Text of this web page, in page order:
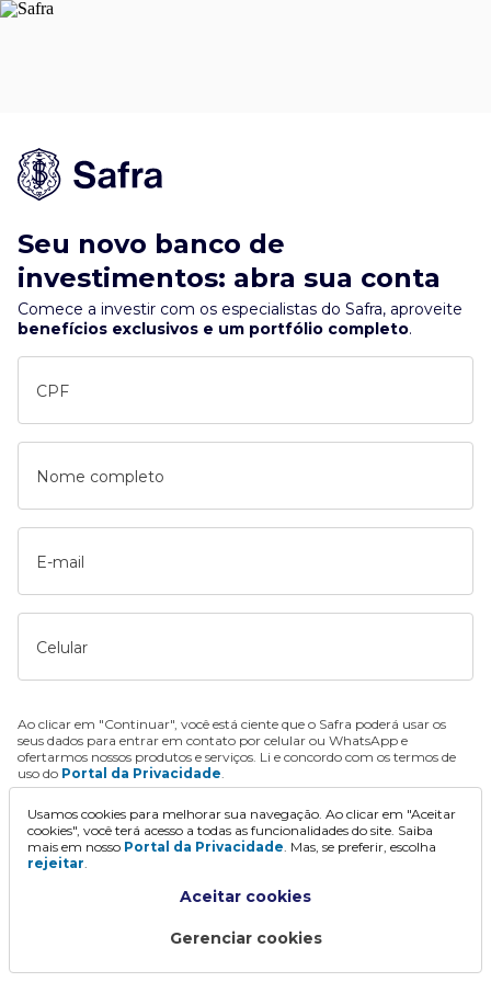
Seu novo banco de
investimentos: abra sua conta
Comece a investir com os especialistas do Safra, aproveite
benefícios exclusivos e um portfólio completo.
CPF
Nome completo
E-mail
Celular
Ao clicar em "Continuar", você está ciente que o Safra poderá usar os
seus dados para entrar em contato por celular ou WhatsApp e
ofertarmos nossos produtos e serviços. Li e concordo com os termos de
uso do Portal da Privacidade.
Continuar
Usamos cookies para melhorar sua navegação. Ao clicar em "Aceitar
cookies", você terá acesso a todas as funcionalidades do site. Saiba
mais em nosso Portal da Privacidade. Mas, se preferir, escolha
rejeitar.
Aceitar cookies
Gerenciar cookies